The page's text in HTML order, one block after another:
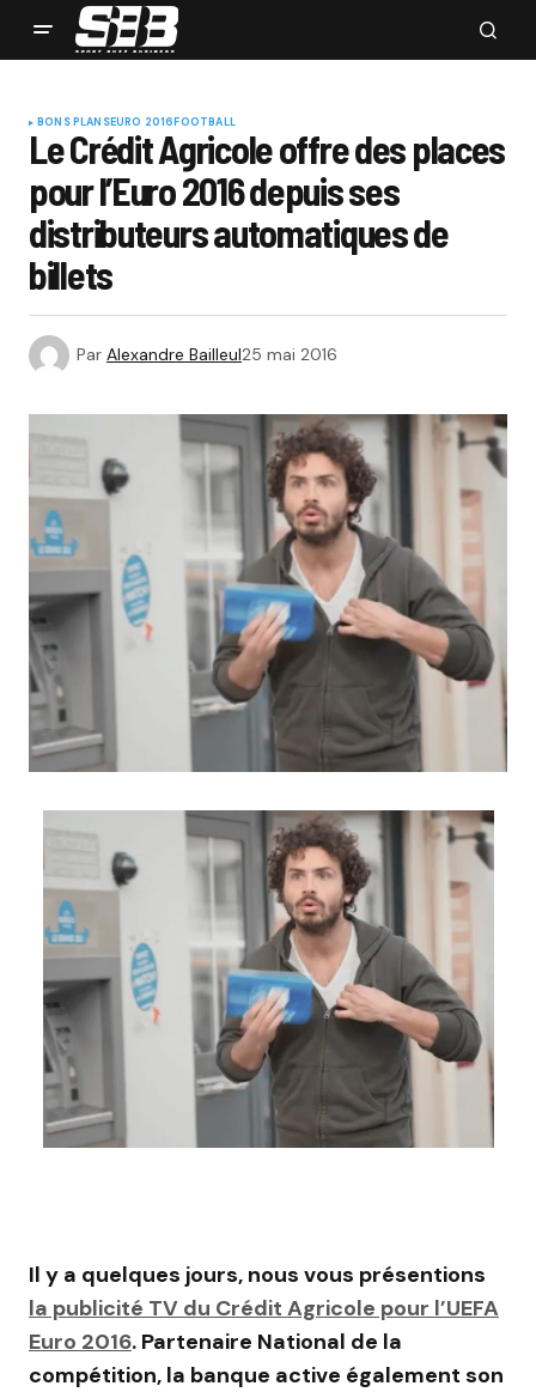
BONS PLANSEURO 2016FOOTBALL
Le Crédit Agricole offre des places
pour l’Euro 2016 depuis ses
distributeurs automatiques de
billets
Par Alexandre Bailleul25 mai 2016
Il y a quelques jours, nous vous présentions
la publicité TV du Crédit Agricole pour l’UEFA
Euro 2016. Partenaire National de la
compétition, la banque active également son